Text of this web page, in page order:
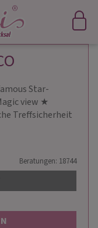
Star-
view ★
Treffsicherheit
Beratungen: 18744